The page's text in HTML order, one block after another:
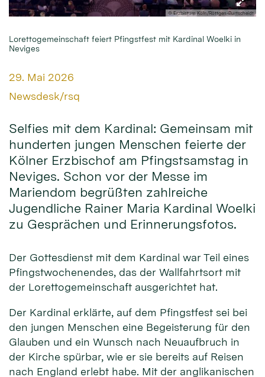
© Erzbistum Köln/Röttgen-Burtscheidt
Lorettogemeinschaft feiert Pfingstfest mit Kardinal Woelki in
Neviges
Datum:
29. Mai 2026
Von:
Newsdesk/rsq
Selfies mit dem Kardinal: Gemeinsam mit
hunderten jungen Menschen feierte der
Kölner Erzbischof am Pfingstsamstag in
Neviges. Schon vor der Messe im
Mariendom begrüßten zahlreiche
Jugendliche Rainer Maria Kardinal Woelki
zu Gesprächen und Erinnerungsfotos.
Der Gottesdienst mit dem Kardinal war Teil eines
Pfingstwochenendes, das der Wallfahrtsort mit
der Lorettogemeinschaft ausgerichtet hat.
Der Kardinal erklärte, auf dem Pfingstfest sei bei
den jungen Menschen eine Begeisterung für den
Glauben und ein Wunsch nach Neuaufbruch in
der Kirche spürbar, wie er sie bereits auf Reisen
nach England erlebt habe. Mit der anglikanischen